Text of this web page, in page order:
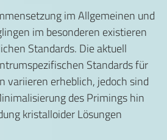
im Allgemeinen und
im besonderen existieren
Standards. Die aktuell
Standards für
variieren erheblich, jedoch sind
des Primings hin
kristalloider Lösungen